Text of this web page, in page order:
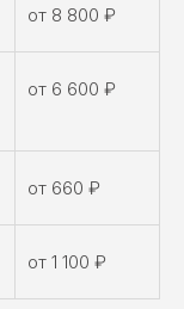
от 8 800 ₽
от 6 600 ₽
от 660 ₽
от 1 100 ₽